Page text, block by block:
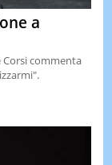
a
Corsi commenta